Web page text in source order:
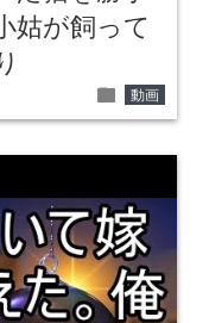
姑が飼って
folder 動画